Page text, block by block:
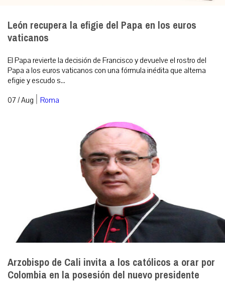
León recupera la efigie del Papa en los euros
vaticanos
El Papa revierte la decisión de Francisco y devuelve el rostro del
Papa a los euros vaticanos con una fórmula inédita que alterna
efigie y escudo s...
07 / Aug | Roma
Arzobispo de Cali invita a los católicos a orar por
Colombia en la posesión del nuevo presidente